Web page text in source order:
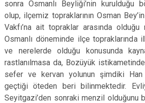
sonra Osmanlı Beyliği’nin kurulduğu
olup, ilçemiz topraklarının Osman
Vakfı’na ait topraklar arasında
Osmanlı döneminde ilçe topraklarında
ve nerelerde olduğu konusunda
rastlanılmasa da, Bozüyük
sefer ve kervan yolunun şimdiki
geçtiği öteden beri bilinmektedir.
Seyitgazi’den sonraki menzil olduğunu